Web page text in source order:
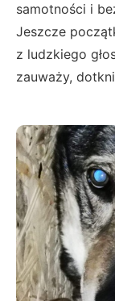
samotności i
Jeszcze
z ludzkiego
zauważy,